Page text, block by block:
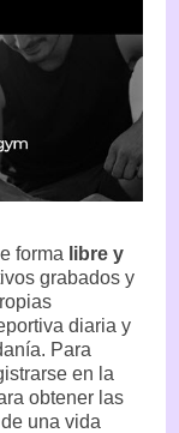
forma libre y
grabados y
diaria y
Para
en la
obtener las
una vida